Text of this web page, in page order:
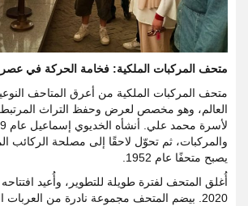
متحف المركبات الملكية: فخامة الحركة في عصر
متحف المركبات الملكية من أعرق المتاحف
العالم، وهو مخصص لعرض وحفظ التراث المرتبط
والمركبات، ثم تحوّل لاحقًا إلى مصلحة الركائب
يصبح متحفًا عام 1952.
أُغلق المتحف لفترة طويلة للتطوير، وأُعيد
2020. بيضم المتحف مجموعة نادرة من العربات